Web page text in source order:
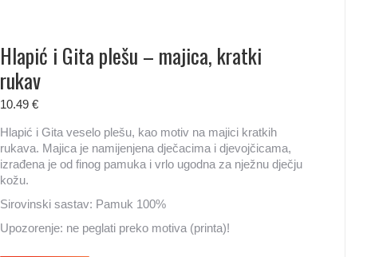
Opcije
se
stranici
proizvoda
Hlapić i Gita plešu – majica, kratki
rukav
10.49 €
Hlapić i Gita veselo plešu, kao motiv na majici kratkih
rukava. Majica je namijenjena dječacima i djevojčicama,
izrađena je od finog pamuka i vrlo ugodna za nježnu dječju
kožu.
Sirovinski sastav: Pamuk 100%
Upozorenje: ne peglati preko motiva (printa)!